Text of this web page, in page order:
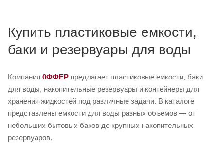
Купить пластиковые емкости,
баки и резервуары для воды
Компания 0ФФЕР предлагает пластиковые емкости, баки
для воды, накопительные резервуары и контейнеры для
хранения жидкостей под различные задачи. В каталоге
представлены емкости для воды разных объемов — от
небольших бытовых баков до крупных накопительных
резервуаров.